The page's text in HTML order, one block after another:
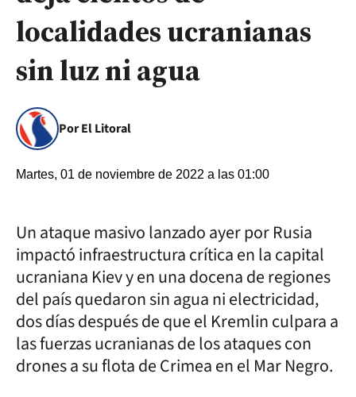
localidades ucranianas
sin luz ni agua
Por El Litoral
Martes, 01 de noviembre de 2022 a las 01:00
Un ataque masivo lanzado ayer por Rusia
impactó infraestructura crítica en la capital
ucraniana Kiev y en una docena de regiones
del país quedaron sin agua ni electricidad,
dos días después de que el Kremlin culpara a
las fuerzas ucranianas de los ataques con
drones a su flota de Crimea en el Mar Negro.